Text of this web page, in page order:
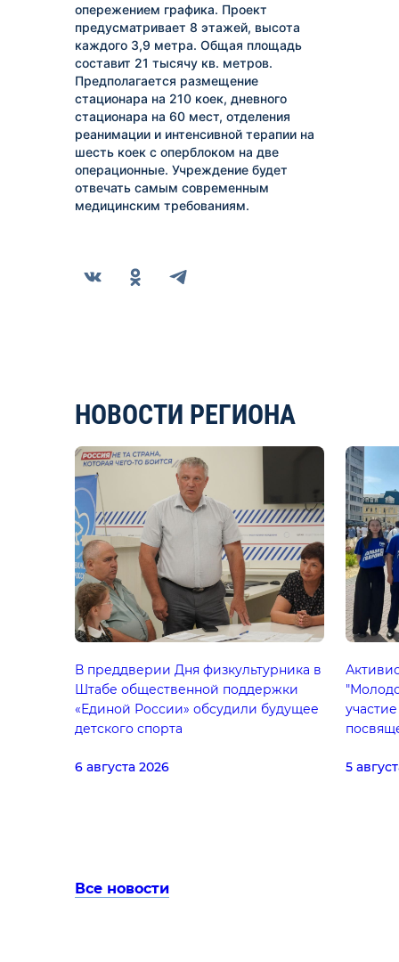
опережением графика. Проект
предусматривает 8 этажей, высота
каждого 3,9 метра. Общая площадь
составит 21 тысячу кв. метров.
Предполагается размещение
стационара на 210 коек, дневного
стационара на 60 мест, отделения
реанимации и интенсивной терапии на
шесть коек с оперблоком на две
операционные. Учреждение будет
отвечать самым современным
медицинским требованиям.
НОВОСТИ РЕГИОНА
В преддверии Дня физкультурника в
Штабе общественной поддержки
«Единой России» обсудили будущее
детского спорта
6 августа 2026
5
Все новости